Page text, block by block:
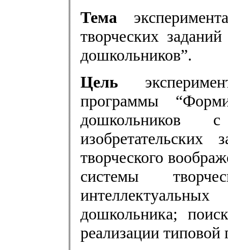
Тема
творческих
дошкольников”.
Цель
программы
творческого
системы
дошкольника;
реализации